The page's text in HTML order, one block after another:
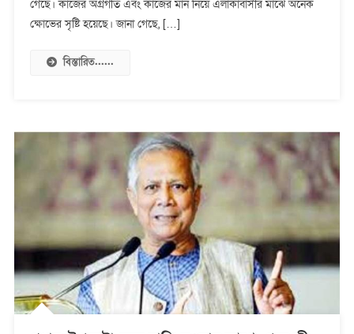
গেছে। কাজের অগ্রগতি এবং কাজের মান নিয়ে এলাকাবাসীর মাঝে অনেক
ক্ষোভের সৃষ্টি হয়েছে। জানা গেছে, […]
বিস্তারিত......